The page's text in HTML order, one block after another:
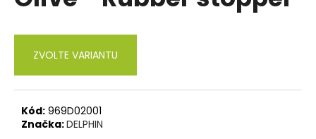
hvězdiček.
ZVOLTE VARIANTU
Kód: 969D02001
Značka:DELPHIN
j
t
?